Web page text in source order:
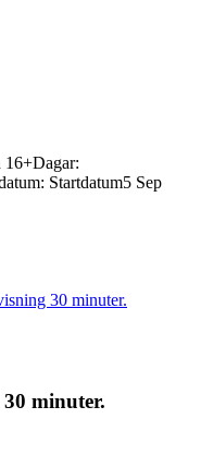
16+Dagar:
: Startdatum5 Sep
30 minuter.
minuter.